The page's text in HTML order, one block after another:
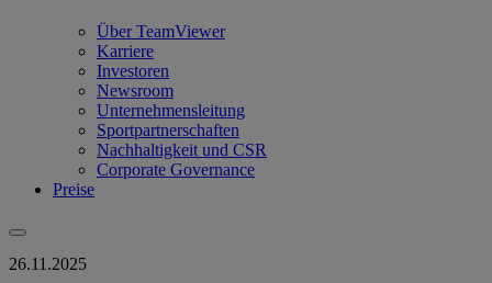
Über TeamViewer
Karriere
Investoren
Newsroom
Unternehmensleitung
Sportpartnerschaften
Nachhaltigkeit und CSR
Corporate Governance
Preise
26.11.2025